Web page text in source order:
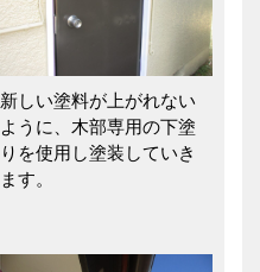
新しい塗料が上がれない
ように、木部専用の下塗
りを使用し塗装していき
ます。